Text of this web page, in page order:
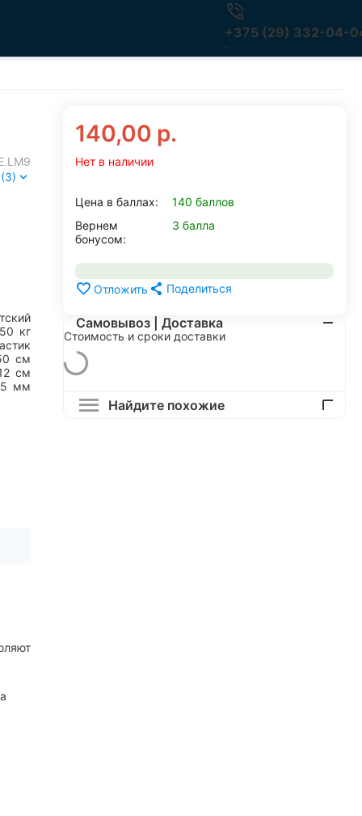
+375 (29) 332-04-
50 кг
см
см
мм
140,00 р.
Нет в наличии
Цена в баллах:
140 баллов
Вернем
бонусом:
3 балла
Отложить Поделиться
Самовывоз | Доставка
Стоимость и сроки доставки
Найдите похожие